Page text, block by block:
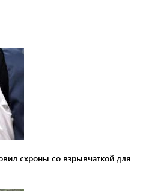
схроны со взрывчаткой для